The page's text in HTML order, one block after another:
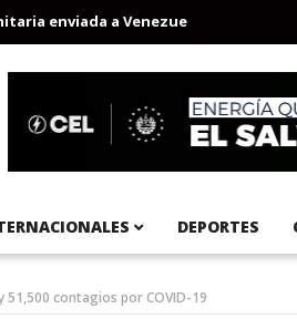
enviada a Venezuela Aeropuerto
DEPORTES
contagios por COVID-19